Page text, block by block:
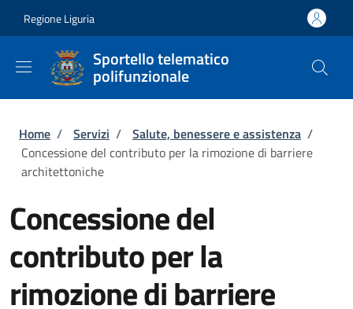
Regione Liguria
Sportello telematico
polifunzionale
Briciole di pane
Home / Servizi / Salute, benessere e assistenza /
Concessione del contributo per la rimozione di barriere
architettoniche
Concessione del
contributo per la
rimozione di barriere